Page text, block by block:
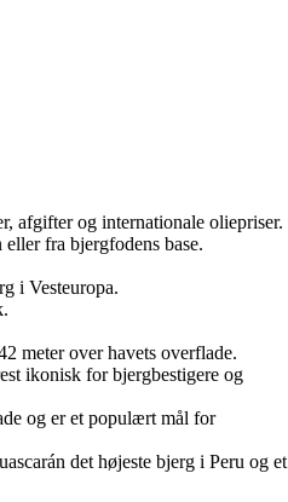
afgifter og internationale oliepriser.
fra bjergfodens base.
i Vesteuropa.
meter over havets overflade.
ikonisk for bjergbestigere og
og er et populært mål for
det højeste bjerg i Peru og et